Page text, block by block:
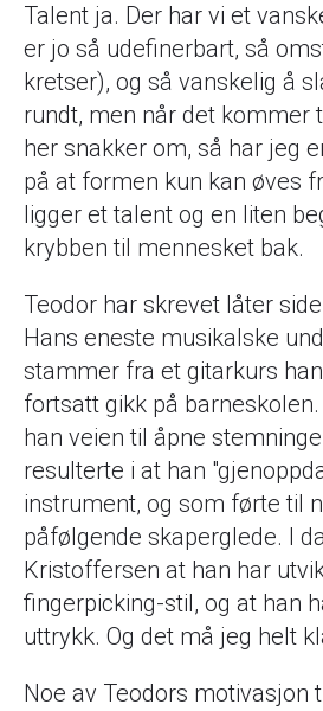
Talent ja. Der har vi et
er jo så udefinerbart, så
kretser), og så vanskelig å
rundt, men når det kommer
her snakker om, så har jeg
på at formen kun kan øves
ligger et talent og en liten
krybben til mennesket bak.
Teodor har skrevet låter
Hans eneste musikalske
stammer fra et gitarkurs
fortsatt gikk på
han veien til åpne
resulterte i at han
instrument, og som førte til
påfølgende skaperglede. I
Kristoffersen at han har
fingerpicking-stil, og at han
uttrykk. Og det må jeg helt
Noe av Teodors motivasjon